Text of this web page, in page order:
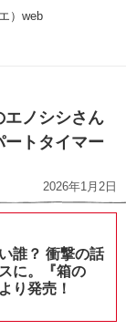
）web
エノシシさん
トタイマー
2026年1月2日
誰？ 衝撃の話
に。『箱の
り発売！